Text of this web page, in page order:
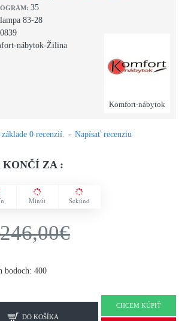
35
83-28
nábytok-Žilina
Komfort-nábytok
základe 0 recenzií. - Napísať recenziu
KONČÍ ZA :
Minút Sekúnd
246,00€
bodoch: 400
DO KOŠÍKA
CHCEM KÚPIŤ